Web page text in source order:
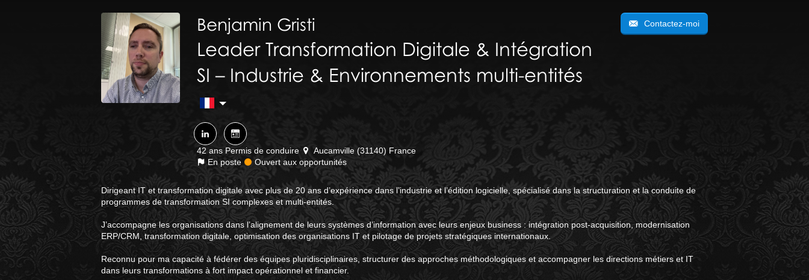
Benjamin Gristi
Leader Transformation Digitale & Intégration
SI – Industrie & Environnements multi-entités
42 ans Permis de conduire
Aucamville (31140) France
En poste
Ouvert aux opportunités
Contactez-moi
Dirigeant IT et transformation digitale avec plus de 20 ans d’expérience dans l’industrie et l’édition logicielle, spécialisé dans la structuration et la conduite de
programmes de transformation SI complexes et multi-entités.
J’accompagne les organisations dans l’alignement de leurs systèmes d’information avec leurs enjeux business : intégration post-acquisition, modernisation
ERP/CRM, transformation digitale, optimisation des organisations IT et pilotage de projets stratégiques internationaux.
Reconnu pour ma capacité à fédérer des équipes pluridisciplinaires, structurer des approches méthodologiques et accompagner les directions métiers et IT
dans leurs transformations à fort impact opérationnel et financier.